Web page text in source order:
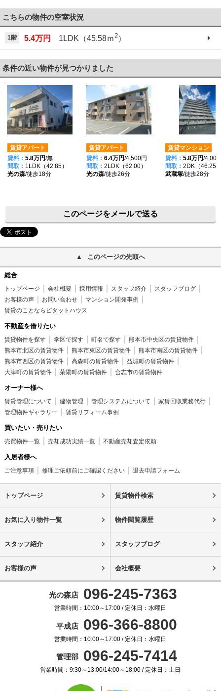
こちらの物件の空室状況
1階 5.4万円 1LDK（45.58ｍ2）
条件の近い物件が見つかりました
賃貸アパート
賃料： 5.8万円/無
間取： 1LDK（42.85）
光の森/徒歩18分
賃貸アパート
賃料： 6.4万円/4,500円
間取： 2LDK（62.00）
光の森/徒歩26分
賃貸マンション
賃料： 5.8万円/4,000
間取： 2DK（46.25
武蔵塚/徒歩28分
このページをメールで送る
このページの先頭へ
総合
トップページ 会社概要 採用情報 スタッフ紹介
スタッフブログ
お客様の声
お問い合わせ
マンション開発事例
賃貸のことならピタットハウス
不動産を借りたい
賃貸物件を探す 学区で探す 町名で探す
熊本市中央区の賃貸物件
熊本市北区の賃貸物件
熊本市東区の賃貸物件
熊本市南区の賃貸物件
熊本市西区の賃貸物件
高森町の賃貸物件
益城町の賃貸物件
大津町の賃貸物件
菊陽町の賃貸物件 合志市の賃貸物件
オーナー様へ
賃貸管理について 建物管理 管理システムについて
家賃回収業務代行
管理物件ギャラリー
賃貸リフォーム事例
買いたい・売りたい
売買物件一覧 売却成功実績一覧 不動産売却査定依頼
入居者様へ
ご注意事項 修理ご依頼前にご確認ください 退去申請フォーム
トップページ 賃貸物件検索
お気に入り物件一覧 物件閲覧履歴
スタッフ紹介 スタッフブログ
お客様の声 会社概要
光の森店 096-245-7363
営業時間：10:00～17:00 / 定休日：水曜日
平成店 096-366-8800
営業時間：10:00～17:00 / 定休日：水曜日
管理部 096-245-7414
営業時間：9:30～13:00/14:00～18:00 / 定休日：土日